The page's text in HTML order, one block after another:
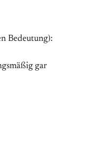
Bedeutung):
gar